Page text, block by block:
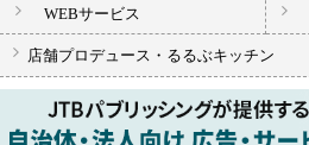
WEBサービス
店舗プロデュース・ るるぶキッチン